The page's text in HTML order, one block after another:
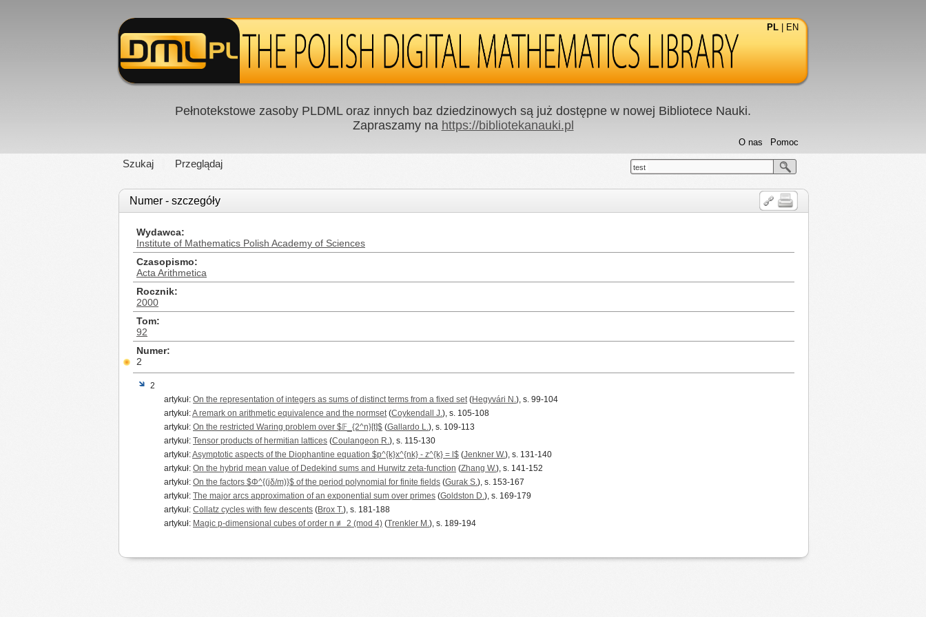
PL EN
Pełnotekstowe zasoby PLDML oraz innych baz dziedzinowych są już dostępne w nowej Bibliotece Nauki.
Zapraszamy na https://bibliotekanauki.pl
Szukaj Przeglądaj
Pomoc
O nas
test
Numer - szczegóły
Wydawca
Institute of Mathematics Polish Academy of Sciences
Czasopismo
Acta Arithmetica
Rocznik
2000
Tom
92
Numer
2
2
artykuł: On the representation of integers as sums of distinct terms from a fixed set(Hegyvári N.), s. 99-104
artykuł:A remark on arithmetic equivalence and the normset(Coykendall J.), s. 105-108
artykuł: On the restricted Waring problem over $𝔽_{2^n}[t]$ (Gallardo L.), s. 109-113
artykuł: Tensor products of hermitian lattices (Coulangeon R.), s. 115-130
artykuł:Asymptotic aspects of the Diophantine equation $p^{k}x^{nk} - z^{k} = l$ (Jenkner W.), s. 131-140
artykuł: On the hybrid mean value of Dedekind sums and Hurwitz zeta-function (Zhang W.), s. 141-152
artykuł: On the factors $Φ^{(jδ/m)}$ of the period polynomial for finite fields (Gurak S.), s. 153-167
artykuł: The major arcs approximation of an exponential sum over primes (Goldston D.), s. 169-179
artykuł: Collatz cycles with few descents (Brox T.), s. 181-188
artykuł: Magic p-dimensional cubes of order n ≢ 2 (mod 4) (Trenkler M.), s. 189-194